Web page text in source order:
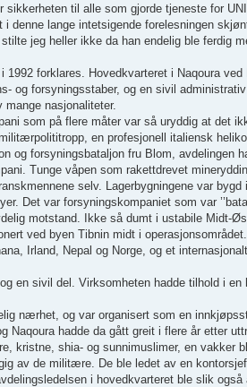
til alle som gjorde tjeneste for
lange intetsigende forelesningen
jeg heller ikke da han endelig ble ferdig
forklares. Hovedkvarteret i Naqoura
og forsyningsstaber, og en sivil
nasjonaliteter.
som på flere måter var så uryddig at det
en profesjonell italiensk
og forsyningsbataljon fru Blom, avdelingen
Tunge våpen som rakettdrevet
selv. Lagerbygningene var
var forsyningskompaniet som var
motstand. Ikke så dumt i ustabile Midt-
ved byen Tibnin midt i operasjonsområdet.
Irland, Nepal og Norge, og et
en sivil del. Virksomheten hadde tilhold i
nærhet, og var organisert som en
Naqoura hadde da gått greit i flere år etter
kristne, shia- og sunnimuslimer, en vakker
av de militære. De ble ledet av en
i hovedkvarteret ble slik også